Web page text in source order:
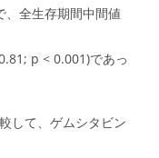
全生存期間中間値
p < 0.001)であっ
して、ゲムシタビン